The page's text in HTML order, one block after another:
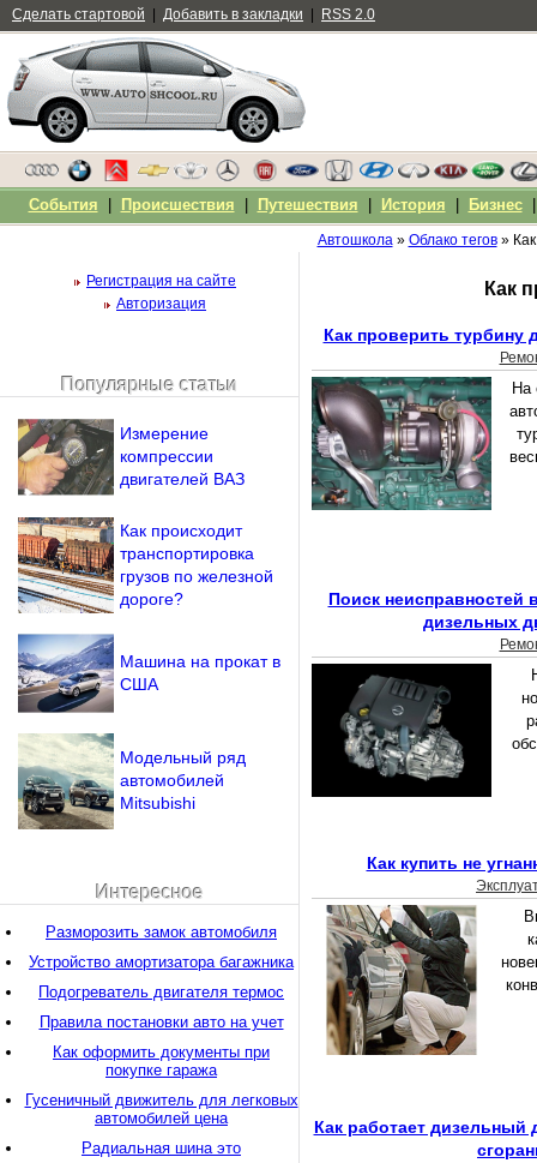
Автошкола» Облако тегов» Как
Как
Как проверить турбину
На
Поиск неисправностей
дизельных
Как купить не
Как работает дизельный
Регистрация на сайте
Авторизация
Напомнить пароль?
Популярные статьи
Измерение
компрессии
двигателей ВАЗ
Как происходит
транспортировка
грузов по железной
дороге?
Машина на прокат в
США
Модельный ряд
автомобилей
Mitsubishi
Интересное
Разморозить замок автомобиля
Устройство амортизатора багажника
Подогреватель двигателя термос
Правила постановки авто на учет
Как оформить документы при
покупке гаража
Гусеничный движитель для легковых
автомобилей цена
Радиальная шина это
Сделать стартовой Добавить в закладки RSS 2.0
События Происшествия Путешествия История Бизнес